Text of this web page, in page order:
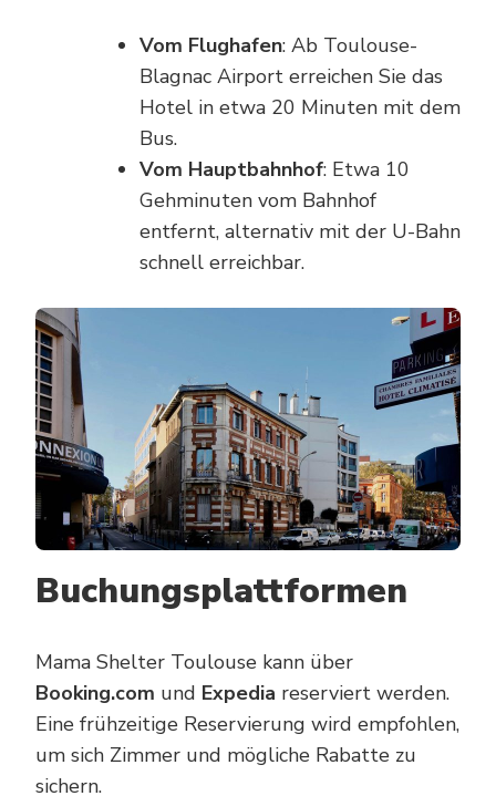
Vom Flughafen: Ab Toulouse-
Blagnac Airport erreichen Sie das
Hotel in etwa 20 Minuten mit dem
Bus.
Vom Hauptbahnhof: Etwa 10
Gehminuten vom Bahnhof
entfernt, alternativ mit der U-Bahn
schnell erreichbar.
Buchungsplattformen
Mama Shelter Toulouse kann über
Booking.com und Expedia reserviert werden.
Eine frühzeitige Reservierung wird empfohlen,
um sich Zimmer und mögliche Rabatte zu
sichern.